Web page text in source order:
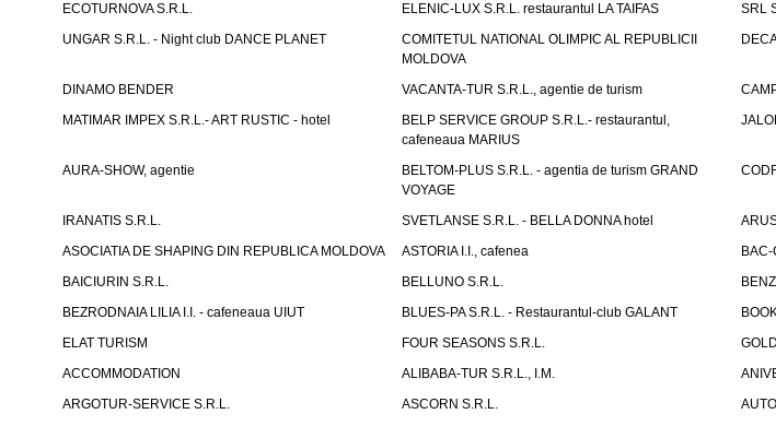
ECOTURNOVA S.R.L.
ELENIC-LUX S.R.L. restaurantul LA TAIFAS
SRL
UNGAR S.R.L. - Night club DANCE PLANET
COMITETUL NATIONAL OLIMPIC AL REPUBLICII
MOLDOVA
DINAMO BENDER VACANTA-TUR S.R.L., agentie de turism
MATIMAR IMPEX S.R.L.- ART RUSTIC - hotel
BELP SERVICE GROUP S.R.L.- restaurantul,
cafeneaua MARIUS
AURA-SHOW, agentie
BELTOM-PLUS S.R.L. - agentia de turism GRAND
VOYAGE
IRANATIS S.R.L. SVETLANSE S.R.L. - BELLA DONNA hotel
ASOCIATIA DE SHAPING DIN REPUBLICA MOLDOVA
ASTORIA I.I., cafenea
BAICIURIN S.R.L.
BELLUNO S.R.L.
BEZRODNAIA LILIA I.I. - cafeneaua UIUT
BLUES-PA S.R.L. - Restaurantul-club GALANT
ELAT TURISM
FOUR SEASONS S.R.L.
ACCOMMODATION
ALIBABA-TUR S.R.L., I.M.
ARGOTUR-SERVICE S.R.L.
ASCORN S.R.L.